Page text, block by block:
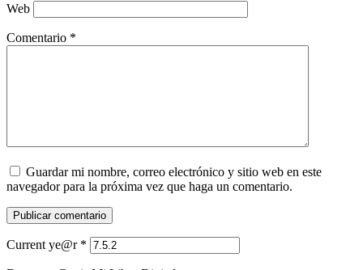
Web
Comentario *
Guardar mi nombre, correo electrónico y sitio web en este
navegador para la próxima vez que haga un comentario.
Current ye@r *